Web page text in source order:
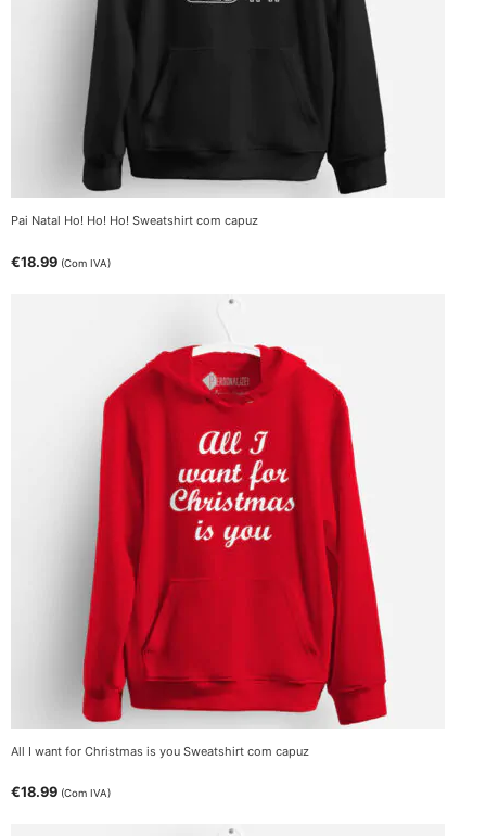
Pai Natal Ho! Ho! Ho! Sweatshirt com capuz
€18.99 (Com IVA)
All I want for Christmas is you Sweatshirt com capuz
€18.99 (Com IVA)